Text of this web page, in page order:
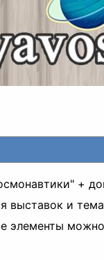
+
выставок и
элементы